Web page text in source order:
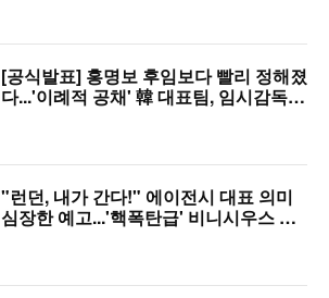
[공식발표] 홍명보 후임보다 빨리 정해졌
다...'이례적 공채' 韓 대표팀, 임시감독
"런던, 내가 간다!" 에이전시 대표 의미
심장한 예고...'핵폭탄급' 비니시우스 아